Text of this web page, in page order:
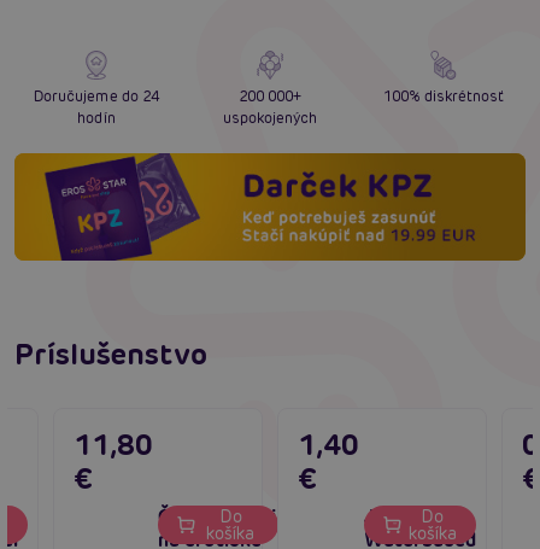
Doručujeme do 24
hodín
200 000+
uspokojených
100% diskrétnosť
Príslušenstvo
Čistiaci sprej
na erotické
11,80
€
Do
košíka
Just Glide
Waterbased
1,40
€
Do
košíka